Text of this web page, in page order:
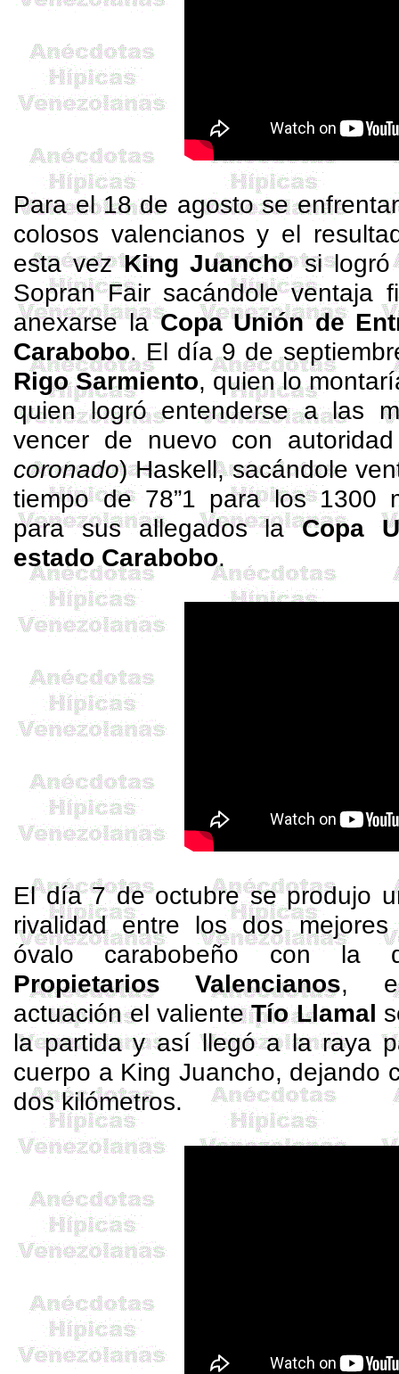
Para el 18 de agosto se
colosos valencianos y el
esta vezKing Juanchosi logró
Sopran Fair sacándole ventaja
anexarse laCopa Unión de
Carabobo. El día 9 de
RigoSarmiento, quien lo
quien logró entenderse a las
vencer de nuevo con
coronado)Haskell, sacándole
tiempo de 78”1 para los 1300
para sus allegados laCopa
estado Carabobo.
El día 7 de octubre se produjo
rivalidad entre los dos
óvalo carabobeño con
Propietarios Valencianos,
actuación el valienteTíoLlamal
la partida y así llegó a la raya
cuerpo a King Juancho, dejando
dos kilómetros.